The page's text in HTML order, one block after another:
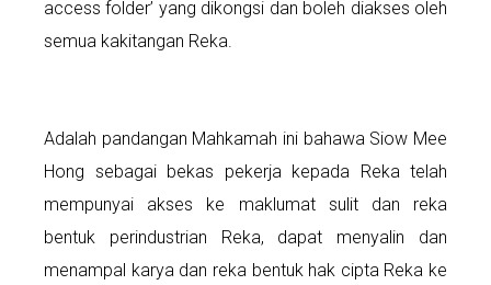
access folder’ yang dikongsi dan boleh diakses oleh
semua kakitangan Reka.
Adalah pandangan Mahkamah ini bahawa Siow Mee
Hong sebagai bekas pekerja kepada Reka telah
mempunyai akses ke maklumat sulit dan reka
bentuk perindustrian Reka, dapat menyalin dan
menampal karya dan reka bentuk hak cipta Reka ke